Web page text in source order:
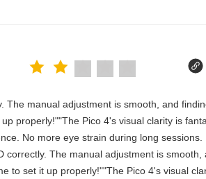
manual adjustment is smooth, and
properly!""The Pico 4's visual clarity is
No more eye strain during long
The manual adjustment is
to set it up properly!""The Pico 4's visual